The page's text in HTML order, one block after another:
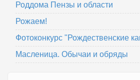
Роддома Пензы и области
Рожаем!
Фотоконкурс "Рождественские
Масленица. Обычаи и обряды